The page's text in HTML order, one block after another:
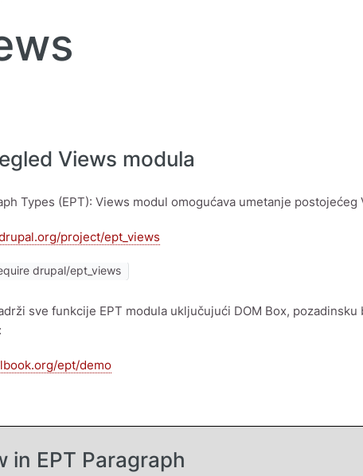
Views modula
Types (EPT): Views modul omogućava umetanje
project/ept_views
drupal/ept_views
sve funkcije EPT modula uključujući DOM Box,
ept/demo
in EPT Paragraph